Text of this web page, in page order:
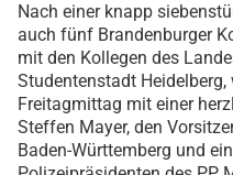
Nach einer knapp
auch fünf Brandenburger
mit den Kollegen des
Studentenstadt
Freitagmittag mit einer
Steffen Mayer, den
Baden-Württemberg und